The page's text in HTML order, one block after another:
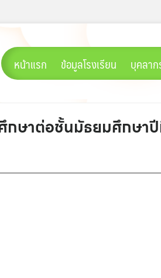
หน้าแรก ข้อมูลโรงเรียน บุคลา
กษาต่อชั้นมัธยมศึกษา